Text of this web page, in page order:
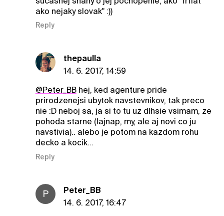
ako nejaky slovak" :))
Reply
thepaulla
14. 6. 2017, 14:59
@Peter_BBhej, ked agenture pride
prirodzenejsi ubytok navstevnikov, tak preco
nie :D neboj sa, ja si to tu uz dlhsie vsimam, ze
pohoda starne (lajnap, my, ale aj novi co ju
navstivia).. alebo je potom na kazdom rohu
decko a kocik...
Reply
P
Peter_BB
14. 6. 2017, 16:47